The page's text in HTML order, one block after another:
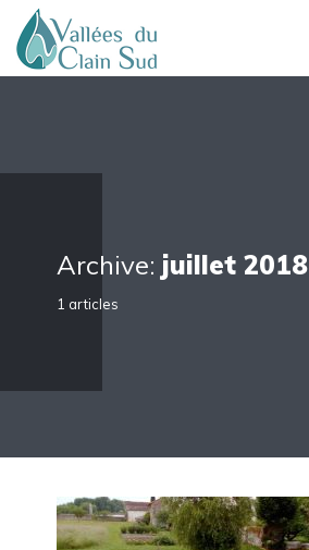
Archive: juillet 2018
1 articles